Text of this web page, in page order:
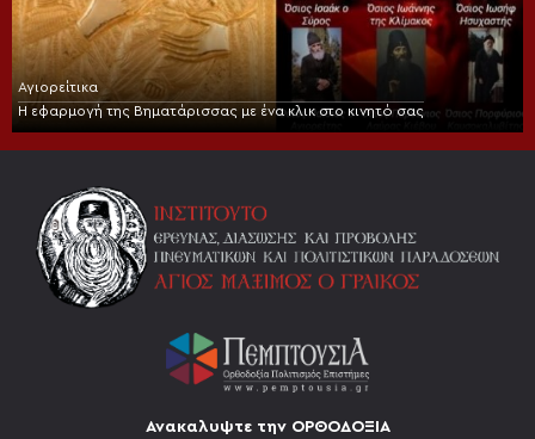
Αγιορείτικα
Η εφαρμογή της Βηματάρισσας με ένα κλικ στο κινητό σας
Ανακαλυψτε την ΟΡΘΟΔΟΞΙΑ